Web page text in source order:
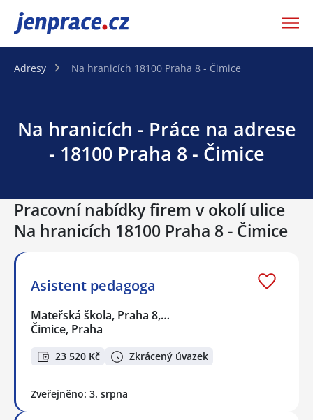
JenPráce.cz
Adresy Na hranicích 18100 Praha 8 - Čimice
Na hranicích - Práce na adrese
- 18100 Praha 8 - Čimice
Pracovní nabídky firem v okolí ulice
Na hranicích 18100 Praha 8 - Čimice
Asistent pedagoga
Mateřská škola, Praha 8,…
Čimice, Praha
23 520 Kč Zkrácený úvazek
Zveřejněno: 3. srpna